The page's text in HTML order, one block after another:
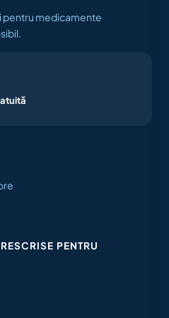
pentru medicamente
PENTRU